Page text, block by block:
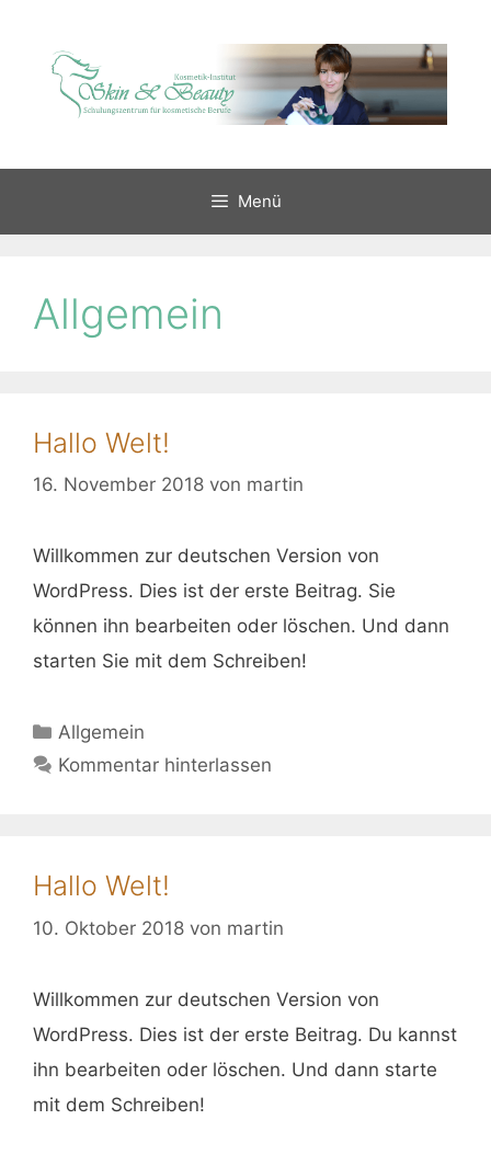
springen
Menü
Allgemein
Hallo Welt!
16. November 2018 von martin
Willkommen zur deutschen Version von
WordPress. Dies ist der erste Beitrag. Sie
können ihn bearbeiten oder löschen. Und dann
starten Sie mit dem Schreiben!
Kategorien
Allgemein
Kommentar hinterlassen
Hallo Welt!
10. Oktober 2018 von martin
Willkommen zur deutschen Version von
WordPress. Dies ist der erste Beitrag. Du kannst
ihn bearbeiten oder löschen. Und dann starte
mit dem Schreiben!